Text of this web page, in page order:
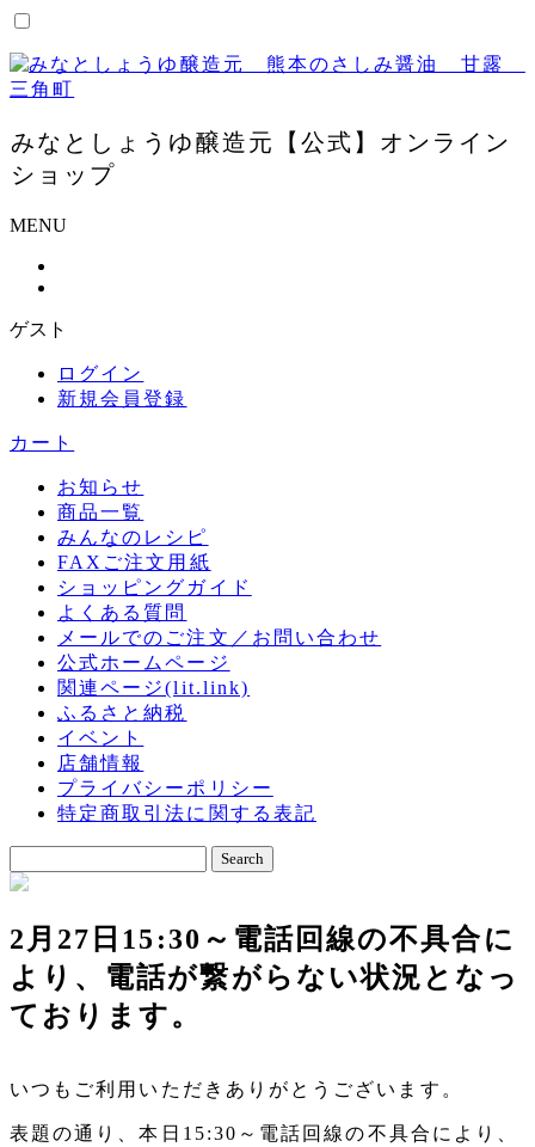
コ
テ
ン
に
ス
ッ
みなとしょうゆ醸造元【公式】オンライン
ショップ
MENU
ゲスト
ログイン
新規会員登録
カート
お知らせ
商品一覧
みんなのレシピ
FAXご注文用紙
ショッピングガイド
よくある質問
メールでのご注文／お問い合わせ
公式ホームページ
関連ページ(lit.link)
ふるさと納税
イベント
店舗情報
プライバシーポリシー
特定商取引法に関する表記
2月27日15:30～電話回線の不具合に
より、電話が繋がらない状況となっ
ております。
いつもご利用いただきありがとうございます。
表題の通り、本日15:30～電話回線の不具合により、